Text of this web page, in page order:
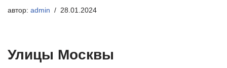
автор: admin 28.01.2024
Улицы Москвы